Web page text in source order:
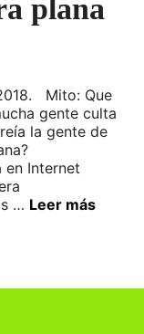
plana
Mito: Que
gente culta
la gente de
en Internet
… Leer más